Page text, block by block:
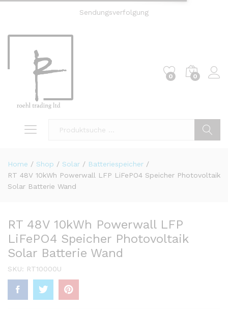
Sendungsverfolgung
0 0
Home / Shop / Solar / Batteriespeicher /
RT 48V 10kWh Powerwall LFP LiFePO4 Speicher Photovoltaik
Solar Batterie Wand
RT 48V 10kWh Powerwall LFP
LiFePO4 Speicher Photovoltaik
Solar Batterie Wand
SKU: RT10000U